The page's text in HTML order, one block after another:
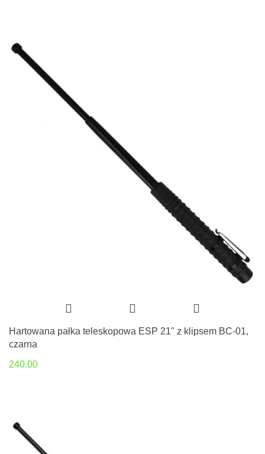
Hartowana pałka teleskopowa ESP 21" z klipsem BC-01,
czarna
240.00